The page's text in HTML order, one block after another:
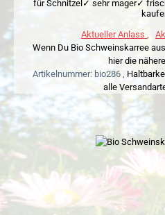
für Schnitzel✓ sehr mager✓
Aktueller Anlass
Wenn Du Bio Schweinskarree
hier die
Artikelnummer: bio286 ,
alle
Bildergalerie überspringen